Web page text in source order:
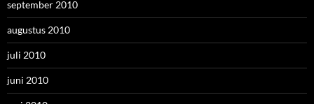
september 2010
augustus 2010
juli 2010
juni 2010